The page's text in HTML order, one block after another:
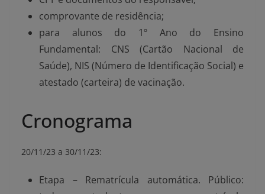
comprovante de residência;
para alunos do 1º Ano do Ensino
Fundamental: CNS (Cartão Nacional de
Saúde), NIS (Número de Identificação Social) e
atestado (carteira) de vacinação.
Cronograma
20/11/23 a 30/11/23:
Etapa – Rematrícula automática. Público: